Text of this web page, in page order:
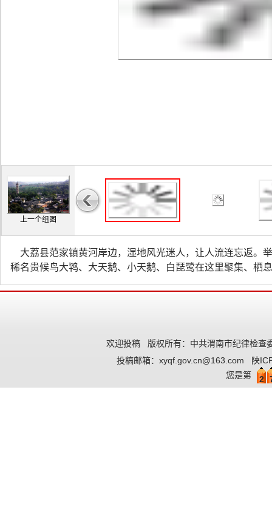
上一个组图
大荔县范家镇黄河岸边，湿地风光迷人，让人流连忘返。
稀名贵候鸟大鸨、大天鹅、小天鹅、白琵鹭在这里聚集、栖
欢迎投稿 版权所有：中共渭南市纪律检查
投稿邮箱： xyqf.gov.cn@163.com
陕
您是第